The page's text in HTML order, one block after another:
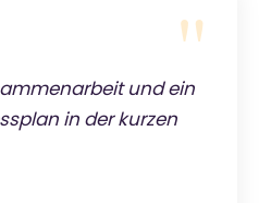
und ein
in der kurzen